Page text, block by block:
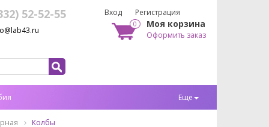
52-52-55 Вход Регистрация
0 Моя корзина
Оформить заказ
Еще
Колбы